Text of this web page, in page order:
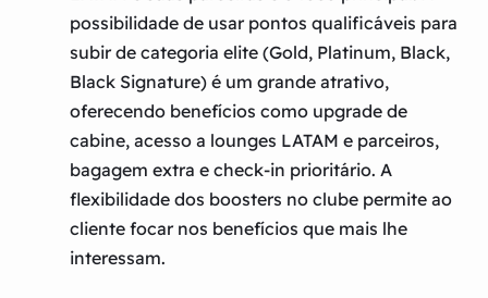
possibilidade de usar pontos qualificáveis para
subir de categoria elite (Gold, Platinum, Black,
Black Signature) é um grande atrativo,
oferecendo benefícios como upgrade de
cabine, acesso a lounges LATAM e parceiros,
bagagem extra e check-in prioritário. A
flexibilidade dos boosters no clube permite ao
cliente focar nos benefícios que mais lhe
interessam.